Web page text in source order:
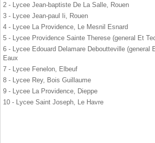
2 - Lycee Jean-baptiste De La Salle, Rouen
3 - Lycee Jean-paul Ii, Rouen
4 - Lycee La Providence, Le Mesnil Esnard
5 - Lycee Providence Sainte Therese (general Et
6 - Lycee Edouard Delamare Deboutteville (general
Eaux
7 - Lycee Fenelon, Elbeuf
8 - Lycee Rey, Bois Guillaume
9 - Lycee La Providence, Dieppe
10 - Lycee Saint Joseph, Le Havre